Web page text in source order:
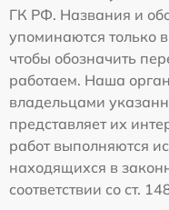
ГК РФ. Названия и
упоминаются
чтобы обозначить
работаем. Наша
владельцами
представляет их
работ выполняются
находящихся в
соответствии со ст.